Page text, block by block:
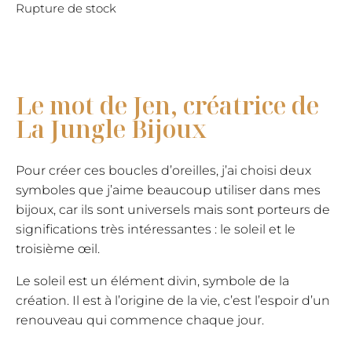
Rupture de stock
Le mot de Jen, créatrice de
La Jungle Bijoux
Pour créer ces boucles d’oreilles, j’ai choisi deux
symboles que j’aime beaucoup utiliser dans mes
bijoux, car ils sont universels mais sont porteurs de
significations très intéressantes : le soleil et le
troisième œil.
Le soleil est un élément divin, symbole de la
création. Il est à l’origine de la vie, c’est l’espoir d’un
renouveau qui commence chaque jour.